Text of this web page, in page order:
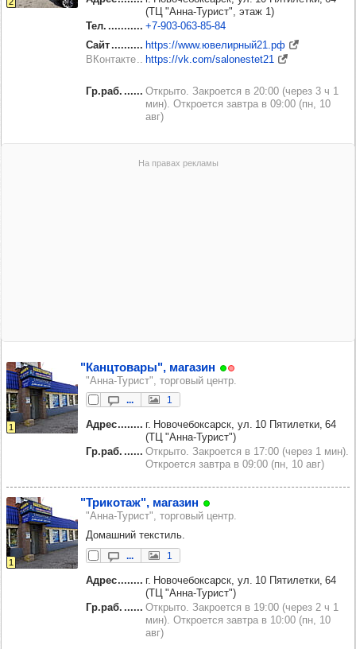
(ТЦ "Анна-Турист", этаж 1)
Тел.
+7‑903‑063‑85‑84
Сайт
https://www.ювелирный21.рф
ВКонтакте
https://vk.com/salonestet21
Гр.раб.
Открыто. Закроется в 20:00 (через 3 ч 1
мин). Откроется завтра в 09:00 (пн, 10
авг)
1
"Кан­цто­вары", мага­зин
"Анна-Турист", торговый центр.
... 1
Адрес
г. Новочебоксарск, ул. 10 Пятилетки, 64
(ТЦ "Анна-Турист")
Гр.раб.
Открыто. Закроется в 17:00 (через 1 мин).
Откроется завтра в 09:00 (пн, 10 авг)
1
"Три­ко­таж", мага­зин
"Анна-Турист", торговый центр.
Домашний текстиль.
... 1
Адрес
г. Новочебоксарск, ул. 10 Пятилетки, 64
(ТЦ "Анна-Турист")
Гр.раб.
Открыто. Закроется в 19:00 (через 2 ч 1
мин). Откроется завтра в 10:00 (пн, 10
авг)